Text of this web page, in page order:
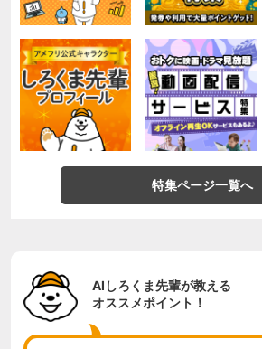
特集ページ一覧へ
AIしろくま先輩が教える
オススメポイント！